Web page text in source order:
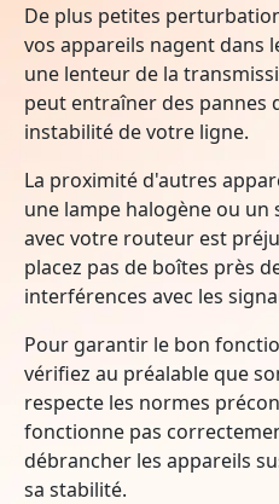
De plus petites
vos appareils nagent dans
une lenteur de la
peut entraîner des pannes
instabilité de votre ligne.
La proximité d'autres
une lampe halogène ou un
avec votre routeur est
placez pas de boîtes près
interférences avec les
Pour garantir le bon
vérifiez au préalable que
respecte les normes
fonctionne pas
débrancher les appareils
sa stabilité.